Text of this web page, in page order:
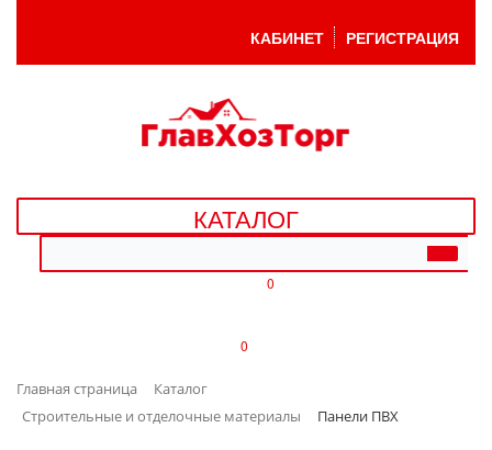
ДАЧА, САД И ОГОРОД
ДЕТСКИЕ ТОВАРЫ
ИНТЕРЬЕР
КАБИНЕТ РЕГИСТРАЦИЯ
КАТАЛОГ
0
0
Главная страница
Каталог
Строительные и отделочные материалы
Панели ПВХ